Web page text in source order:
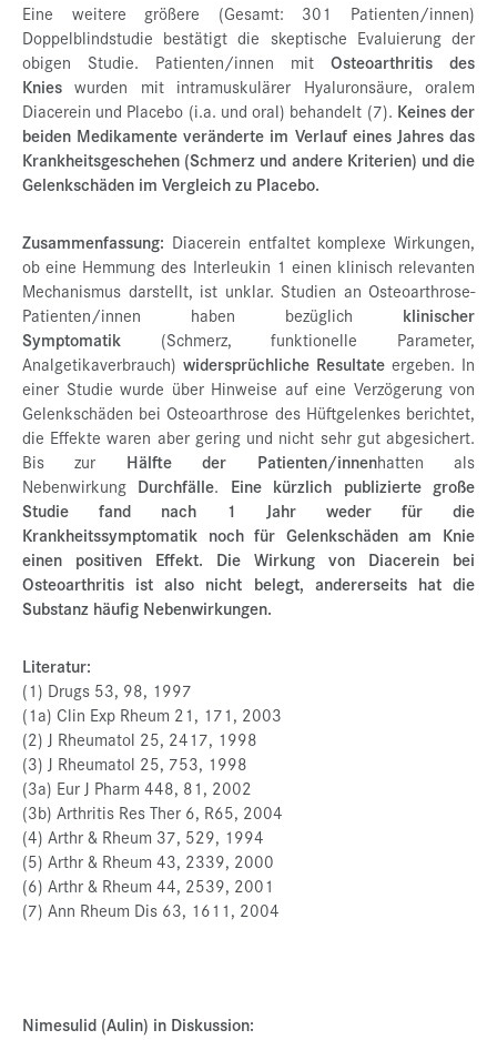
Eine weitere größere (Gesamt: 301 Patienten/innen)
Doppelblindstudie bestätigt die skeptische Evaluierung der
obigen Studie. Patienten/innen mit Osteoarthritis des
Knies wurden mit intramuskulärer Hyaluronsäure, oralem
Diacerein und Placebo (i.a. und oral) behandelt (7). Keines der
beiden Medikamente veränderte im Verlauf eines Jahres das
Krankheitsgeschehen (Schmerz und andere Kriterien) und die
Gelenkschäden im Vergleich zu Placebo.
Zusammenfassung: Diacerein entfaltet komplexe Wirkungen,
ob eine Hemmung des Interleukin 1 einen klinisch relevanten
Mechanismus darstellt, ist unklar. Studien an Osteoarthrose-
Patienten/innen haben bezüglich klinischer
Symptomatik (Schmerz, funktionelle Parameter,
Analgetikaverbrauch) widersprüchliche Resultate ergeben. In
einer Studie wurde über Hinweise auf eine Verzögerung von
Gelenkschäden bei Osteoarthrose des Hüftgelenkes berichtet,
die Effekte waren aber gering und nicht sehr gut abgesichert.
Bis zur Hälfte der Patienten/innenhatten als
Nebenwirkung Durchfälle. Eine kürzlich publizierte große
Studie fand nach 1 Jahr weder für die
Krankheitssymptomatik noch für Gelenkschäden am Knie
einen positiven Effekt. Die Wirkung von Diacerein bei
Osteoarthritis ist also nicht belegt, andererseits hat die
Substanz häufig Nebenwirkungen.
Literatur:
(1) Drugs 53, 98, 1997
(1a) Clin Exp Rheum 21, 171, 2003
(2) J Rheumatol 25, 2417, 1998
(3) J Rheumatol 25, 753, 1998
(3a) Eur J Pharm 448, 81, 2002
(3b) Arthritis Res Ther 6, R65, 2004
(4) Arthr & Rheum 37, 529, 1994
(5) Arthr & Rheum 43, 2339, 2000
(6) Arthr & Rheum 44, 2539, 2001
(7) Ann Rheum Dis 63, 1611, 2004
Nimesulid (Aulin) in Diskussion: